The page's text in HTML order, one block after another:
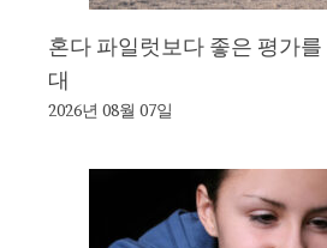
혼다 파일럿보다 좋은 평가를
대
2026년 08월 07일